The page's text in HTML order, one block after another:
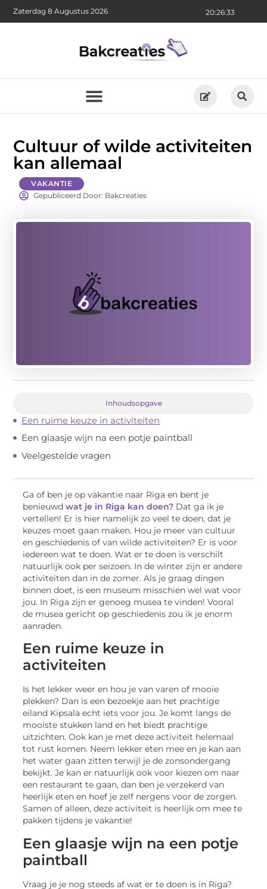
20:26:34
Zaterdag 8 Augustus 2026
Cultuur of wilde activiteiten
kan allemaal
VAKANTIE
Gepubliceerd Door: Bakcreaties
Inhoudsopgave
Een ruime keuze in activiteiten
Een glaasje wijn na een potje paintball
Veelgestelde vragen
Ga of ben je op vakantie naar Riga en bent je
benieuwdwat je in Riga kan doen? Dat ga ik je
vertellen! Er is hier namelijk zo veel te doen, dat je
keuzes moet gaan maken. Hou je meer van cultuur
en geschiedenis of van wilde activiteiten? Er is voor
iedereen wat te doen. Wat er te doen is verschilt
natuurlijk ook per seizoen. In de winter zijn er andere
activiteiten dan in de zomer. Als je graag dingen
binnen doet, is een museum misschien wel wat voor
jou. In Riga zijn er genoeg musea te vinden! Vooral
de musea gericht op geschiedenis zou ik je enorm
aanraden.
Een ruime keuze in
activiteiten
Is het lekker weer en hou je van varen of mooie
plekken? Dan is een bezoekje aan het prachtige
eiland Kipsala echt iets voor jou. Je komt langs de
mooiste stukken land en het biedt prachtige
uitzichten. Ook kan je met deze activiteit helemaal
tot rust komen. Neem lekker eten mee en je kan aan
het water gaan zitten terwijl je de zonsondergang
bekijkt. Je kan er natuurlijk ook voor kiezen om naar
een restaurant te gaan, dan ben je verzekerd van
heerlijk eten en hoef je zelf nergens voor de zorgen.
Samen of alleen, deze activiteit is heerlijk om mee te
pakken tijdens je vakantie!
Een glaasje wijn na een potje
paintball
Vraag je je nog steeds af wat er te doen is in Riga?